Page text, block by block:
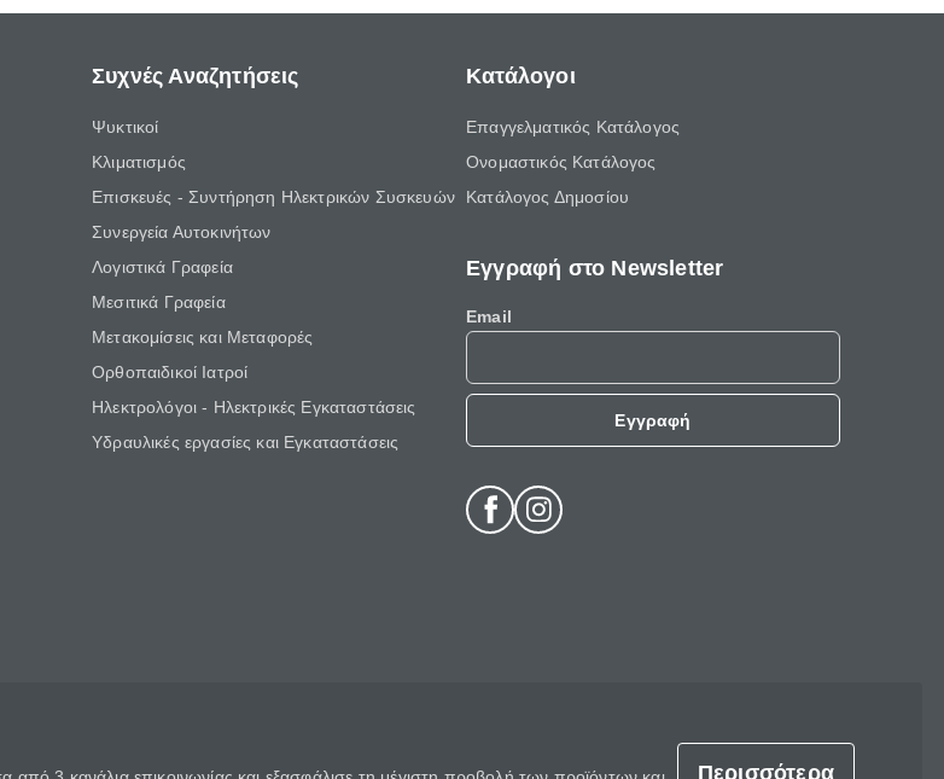
Συχνές Αναζητήσεις
Ψυκτικοί
Κλιματισμός
Επισκευές - Συντήρηση Ηλεκτρικών Συσκευών
Συνεργεία Αυτοκινήτων
Λογιστικά Γραφεία
Μεσιτικά Γραφεία
Μετακομίσεις και Μεταφορές
Ορθοπαιδικοί Ιατροί
Ηλεκτρολόγοι - Ηλεκτρικές Εγκαταστάσεις
Υδραυλικές εργασίες και Εγκαταστάσεις
Κατάλογοι
Επαγγελματικός Κατάλογος
Ονομαστικός Κατάλογος
Κατάλογος Δημοσίου
Εγγραφή στο Newsletter
Email
Εγγραφή
Περισσότερα